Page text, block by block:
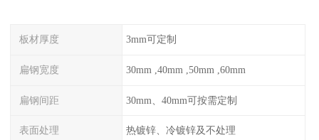
板材厚度 3mm可定制
扁钢宽度 30mm ,40mm ,50mm ,60mm
扁钢间距 30mm、40mm可按需定制
表面处理 热镀锌、冷镀锌及不处理